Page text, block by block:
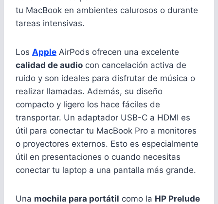
tu MacBook en ambientes calurosos o durante
tareas intensivas.
Los Apple AirPods ofrecen una excelente
calidad de audio con cancelación activa de
ruido y son ideales para disfrutar de música o
realizar llamadas. Además, su diseño
compacto y ligero los hace fáciles de
transportar. Un adaptador USB-C a HDMI es
útil para conectar tu MacBook Pro a monitores
o proyectores externos. Esto es especialmente
útil en presentaciones o cuando necesitas
conectar tu laptop a una pantalla más grande.
Una mochila para portátil como la HP Prelude